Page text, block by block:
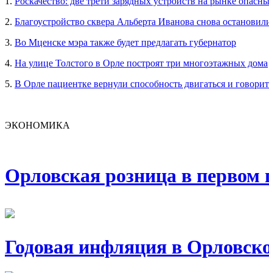
2. Благоустройство сквера Альберта Иванова снова
3. Во Мценске мэра также будет предлагать губернатор
4. На улице Толстого в Орле построят три многоэтажных дома
5. В Орле пациентке вернули способность двигаться и
ЭКОНОМИКА
Орловская розница в первом
Годовая инфляция в